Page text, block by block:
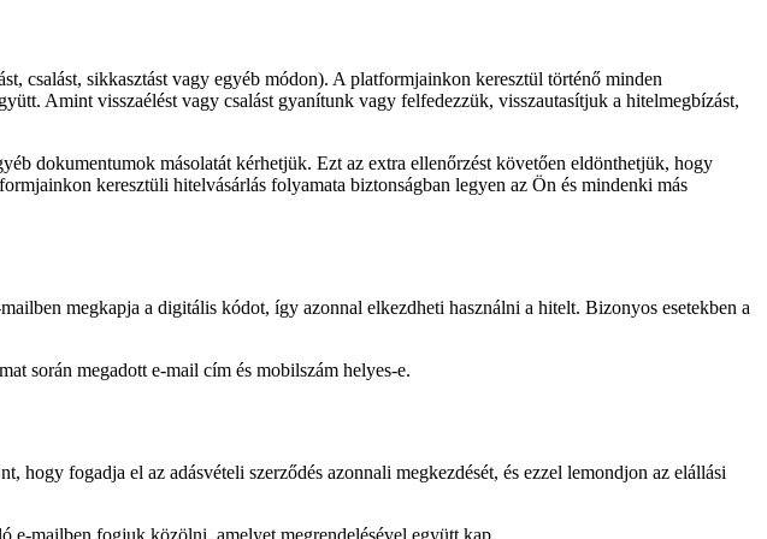
csalást, sikkasztást vagy egyéb módon). A platformjainkon keresztül történő minden
Amint visszaélést vagy csalást gyanítunk vagy felfedezzük, visszautasítjuk a hitelmegbízást,
dokumentumok másolatát kérhetjük. Ezt az extra ellenőrzést követően eldönthetjük, hogy
keresztüli hitelvásárlás folyamata biztonságban legyen az Ön és mindenki más
megkapja a digitális kódot, így azonnal elkezdheti használni a hitelt. Bizonyos esetekben a
során megadott e-mail cím és mobilszám helyes-e.
fogadja el az adásvételi szerződés azonnali megkezdését, és ezzel lemondjon az elállási